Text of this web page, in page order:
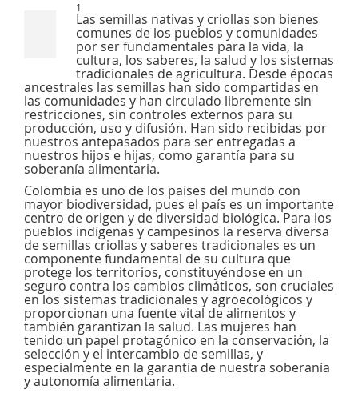
1
Las semillas nativas y criollas son bienes
comunes de los pueblos y comunidades
por ser fundamentales para la vida, la
cultura, los saberes, la salud y los sistemas
tradicionales de agricultura. Desde épocas
ancestrales las semillas han sido compartidas en
las comunidades y han circulado libremente sin
restricciones, sin controles externos para su
producción, uso y difusión. Han sido recibidas por
nuestros antepasados para ser entregadas a
nuestros hijos e hijas, como garantía para su
soberanía alimentaria.
Colombia es uno de los países del mundo con
mayor biodiversidad, pues el país es un importante
centro de origen y de diversidad biológica. Para los
pueblos indígenas y campesinos la reserva diversa
de semillas criollas y saberes tradicionales es un
componente fundamental de su cultura que
protege los territorios, constituyéndose en un
seguro contra los cambios climáticos, son cruciales
en los sistemas tradicionales y agroecológicos y
proporcionan una fuente vital de alimentos y
también garantizan la salud. Las mujeres han
tenido un papel protagónico en la conservación, la
selección y el intercambio de semillas, y
especialmente en la garantía de nuestra soberanía
y autonomía alimentaria.